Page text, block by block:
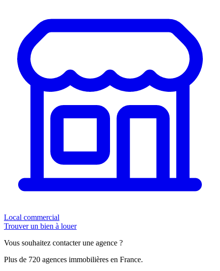
Local commercial
Trouver un bien à louer
Vous souhaitez contacter une agence ?
Plus de 720 agences immobilières en France.